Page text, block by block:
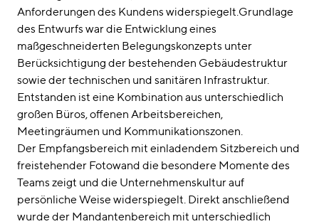
Anforderungen des Kundens widerspiegelt.Grundlage
des Entwurfs war die Entwicklung eines
maßgeschneiderten Belegungskonzepts unter
Berücksichtigung der bestehenden Gebäudestruktur
sowie der technischen und sanitären Infrastruktur.
Entstanden ist eine Kombination aus unterschiedlich
großen Büros, offenen Arbeitsbereichen,
Meetingräumen und Kommunikationszonen.
Der Empfangsbereich mit einladendem Sitzbereich und
freistehender Fotowand die besondere Momente des
Teams zeigt und die Unternehmenskultur auf
persönliche Weise widerspiegelt. Direkt anschließend
wurde der Mandantenbereich mit unterschiedlich